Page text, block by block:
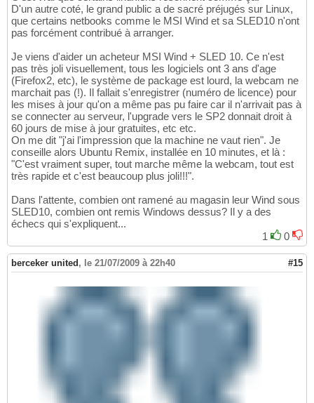
D'un autre coté, le grand public a de sacré préjugés sur Linux,
que certains netbooks comme le MSI Wind et sa SLED10 n'ont
pas forcément contribué à arranger.
Je viens d'aider un acheteur MSI Wind + SLED 10. Ce n'est
pas très joli visuellement, tous les logiciels ont 3 ans d'age
(Firefox2, etc), le système de package est lourd, la webcam ne
marchait pas (!). Il fallait s'enregistrer (numéro de licence) pour
les mises à jour qu'on a même pas pu faire car il n'arrivait pas à
se connecter au serveur, l'upgrade vers le SP2 donnait droit à
60 jours de mise à jour gratuites, etc etc.
On me dit "j'ai l'impression que la machine ne vaut rien". Je
conseille alors Ubuntu Remix, installée en 10 minutes, et là :
"C'est vraiment super, tout marche même la webcam, tout est
très rapide et c'est beaucoup plus joli!!!".
Dans l'attente, combien ont ramené au magasin leur Wind sous
SLED10, combien ont remis Windows dessus? Il y a des
échecs qui s'expliquent...
1
0
berceker united, le 21/07/2009 à 22h40 #15